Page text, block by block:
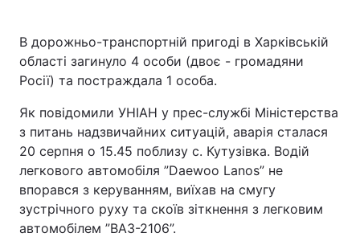
В дорожньо-транспортній пригоді в Харківській
області загинуло 4 особи (двоє - громадяни
Росії) та постраждала 1 особа.
Як повідомили УНІАН у прес-службі Міністерства
з питань надзвичайних ситуацій, аварія сталася
20 серпня о 15.45 поблизу с. Кутузівка. Водій
легкового автомобіля ”Daewoo Lanos” не
впорався з керуванням, виїхав на смугу
зустрічного руху та скоїв зіткнення з легковим
автомобілем ”ВАЗ-2106”.